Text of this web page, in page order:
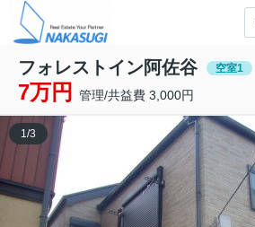
フォレストイン阿佐谷 空室1
7万円 管理/共益費 3,000円
1/3